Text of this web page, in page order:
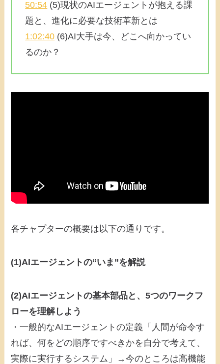
50:54 (5)現状のAIエージェントが抱える課
題と、進化に必要な技術革新とは
1:02:40 (6)AI大手は今、どこへ向かってい
るのか？
各チャプターの概要は以下の通りです。
(1)AIエージェントの“いま”を解説
(2)AIエージェントの基本部品と、5つのワークフ
ローを理解しよう
・一般的なAIエージェントの定義「人間が命令す
れば、何をどの順序ですべきかを自分で考えて、
実際に実行するシステム」→今のところは高機能